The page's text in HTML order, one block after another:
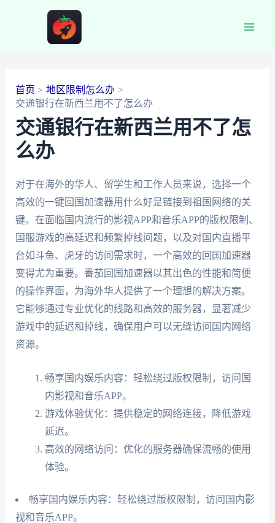
首页
地区限制怎么办
交通银行在新西兰用不了怎么办
交通银行在新西兰用不了怎
么办
对于在海外的华人、留学生和工作人员来说，选择一个
高效的一键回国加速器用什么好是链接到祖国网络的关
键。在面临国内流行的影视APP和音乐APP的版权限制、
国服游戏的高延迟和频繁掉线问题，以及对国内直播平
台如斗鱼、虎牙的访问需求时，一个高效的回国加速器
变得尤为重要。番茄回国加速器以其出色的性能和简便
的操作界面，为海外华人提供了一个理想的解决方案。
它能够通过专业优化的线路和高效的服务器，显著减少
游戏中的延迟和掉线，确保用户可以无缝访问国内网络
资源。
畅享国内娱乐内容：轻松绕过版权限制，访问国
内影视和音乐APP。
游戏体验优化：提供稳定的网络连接，降低游戏
延迟。
高效的网络访问：优化的服务器确保流畅的使用
体验。
畅享国内娱乐内容：轻松绕过版权限制，访问国内影
视和音乐APP。